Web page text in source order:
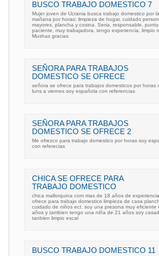
BUSCO TRABAJO DOMESTICO 7
Mujer joven de Ucrania busca trabajo domestico por la
mañana por horas: limpieza de hogar, cuidado
mayores, plancha y cosina. Seria, responsable,
paciente, muy trabajadora, tengo experiencia, limpio
Mushas gracias
SEÑORA PARA TRABAJOS
DOMESTICO SE OFRECE
señora se ofrece para trabajos domesticos por horas
luns a viernes soy española con referencias
SEÑORA PARA TRABAJOS
DOMESTICO SE OFRECE 2
Me ofrezco para trabajo domestico por horas soy
con referecias
CHICA SE OFRECE PARA
TRABAJO DOMESTICO
chica mallorquina com mas de 18 años de
ofrece para trabajo domestico limpieza de casa
cuidado de niños ect. soy una presona muy eficiente
años y tambien tengo una niña de 21 años soy
tanbien limpio escal
BUSCO TRABAJO DOMESTICO 11